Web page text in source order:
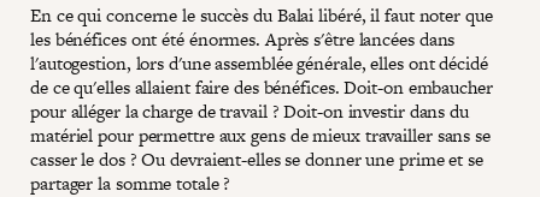
En ce qui concerne le succès du Balai libéré, il faut noter que
les bénéfices ont été énormes. Après s'être lancées dans
l'autogestion, lors d'une assemblée générale, elles ont décidé
de ce qu'elles allaient faire des bénéfices. Doit-on embaucher
pour alléger la charge de travail ? Doit-on investir dans du
matériel pour permettre aux gens de mieux travailler sans se
casser le dos ? Ou devraient-elles se donner une prime et se
partager la somme totale ?